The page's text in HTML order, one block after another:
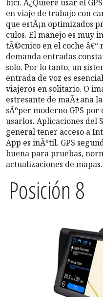
bici. Â¿Quiere usar el
en viaje de trabajo con
que estÃ¡n optimizados
culos. El manejo es muy
tÃ©cnico en el coche â€“
demanda entradas
solo. Por lo tanto, un
entrada de voz es
viajeros en solitario. O
estresante de maÃ±ana
sÃºper moderno GPS
usarlos. Aplicaciones del
general tener acceso a
App es inÃºtil. GPS
buena para pruebas,
actualizaciones de mapas.
Posición 8